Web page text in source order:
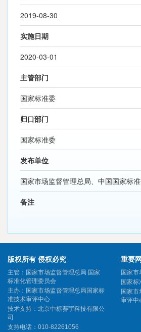
2019-08-30
实施日期
2020-03-01
主管部门
国家标准委
归口部门
国家标准委
发布单位
国家市场监督管理总局、中国国家标
备注
版权所有 侵权必究
主管：国家市场监督管理总局 国家
标准化管理委员会
主办：国家市场监督管理总局国家标
准技术审评中心
技术支持：北京中标赛宇科技有限公
司
支持电话：010-82261056
重要
国家市
国家
国家
审评中